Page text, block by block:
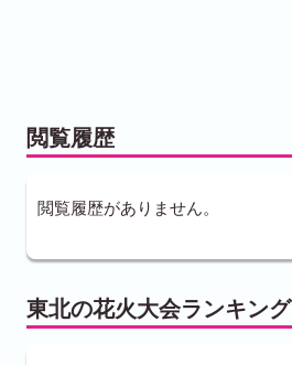
閲覧履歴
閲覧履歴がありません。
東北の花火大会ランキング